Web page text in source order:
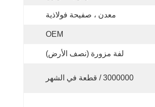
معدن ، صفيحة فولاذية
OEM
لفة مزورة (نصف الأرض)
3000000 / قطعة في الشهر